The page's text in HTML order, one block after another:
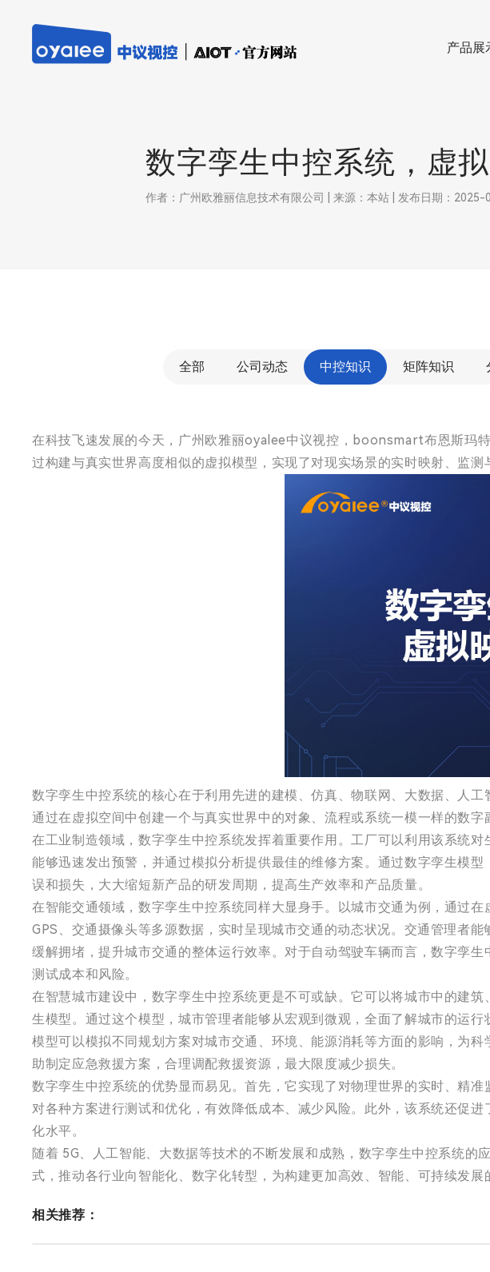
产品展
数字孪生中控系统，虚
作者：广州欧雅丽信息技术有限公司 | 来源：本站 | 发布日期：
全部 公司动态 中控知识 矩阵知识
在科技飞速发展的今天，广州欧雅丽oyalee中议视控，boonsmart布恩斯玛
过构建与真实世界高度相似的虚拟模型，实现了对现实场景的实时映射、监测
数字孪生中控系统的核心在于利用先进的建模、仿真、物联网、大数据、人
通过在虚拟空间中创建一个与真实世界中的对象、流程或系统一模一样的数
在工业制造领域，数字孪生中控系统发挥着重要作用。工厂可以利用该系统
能够迅速发出预警，并通过模拟分析提供最佳的维修方案。通过数字孪生模
误和损失，大大缩短新产品的研发周期，提高生产效率和产品质量。
在智能交通领域，数字孪生中控系统同样大显身手。以城市交通为例，通过
GPS、交通摄像头等多源数据，实时呈现城市交通的动态状况。交通管理者
缓解拥堵，提升城市交通的整体运行效率。对于自动驾驶车辆而言，数字孪
测试成本和风险。
在智慧城市建设中，数字孪生中控系统更是不可或缺。它可以将城市中的建
生模型。通过这个模型，城市管理者能够从宏观到微观，全面了解城市的运
模型可以模拟不同规划方案对城市交通、环境、能源消耗等方面的影响，为
助制定应急救援方案，合理调配救援资源，最大限度减少损失。
数字孪生中控系统的优势显而易见。首先，它实现了对物理世界的实时、精
对各种方案进行测试和优化，有效降低成本、减少风险。此外，该系统还促
化水平。
随着 5G、人工智能、大数据等技术的不断发展和成熟，数字孪生中控系统
式，推动各行业向智能化、数字化转型，为构建更加高效、智能、可持续发展
相关推荐：